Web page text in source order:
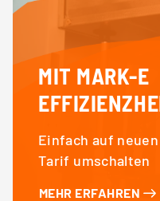
MIT MARK-E
Einfach auf
Tarif umschalten
MEHR ERFAHREN